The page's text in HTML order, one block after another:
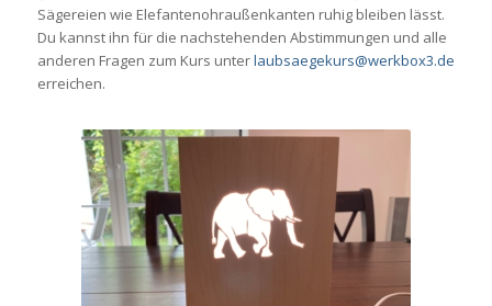
Sägereien wie Elefantenohraußenkanten ruhig bleiben lässt.
Du kannst ihn für die nachstehenden Abstimmungen und alle
anderen Fragen zum Kurs unterlaubsaegekurs@werkbox3.de
erreichen.